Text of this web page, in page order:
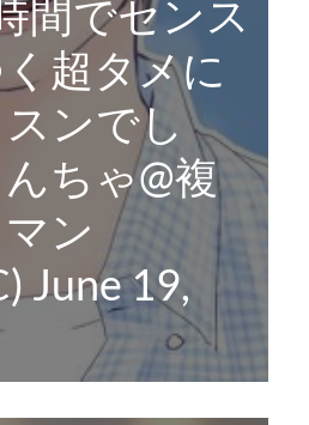
間でセンス
超タメに
ンでし
ちゃ@複
ン
June 19,